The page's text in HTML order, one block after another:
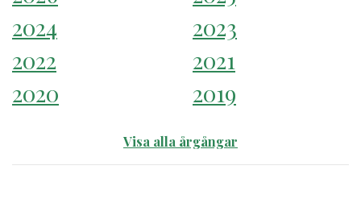
2024
2023
2022
2021
2020
2019
Visa alla årgångar